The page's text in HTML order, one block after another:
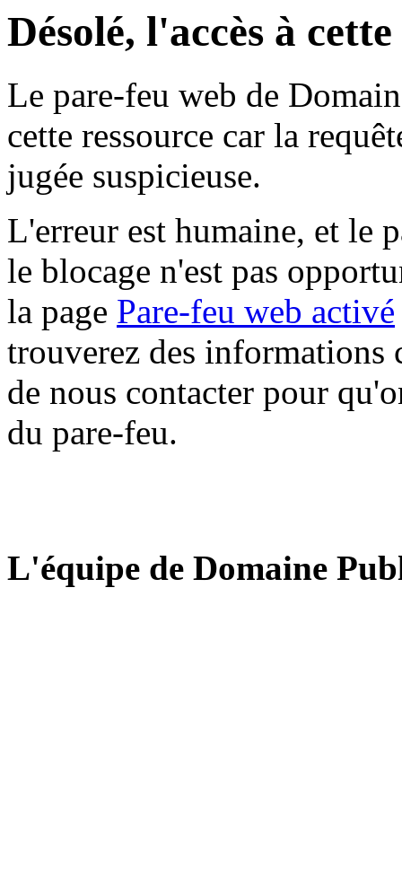
Désolé, l'accès à
Le pare-feu web de
cette ressource car la
jugée suspicieuse.
L'erreur est humaine, et le
le blocage n'est pas
la page Pare-feu web activé
trouverez des informations
de nous contacter pour
du pare-feu.
L'équipe de Domaine